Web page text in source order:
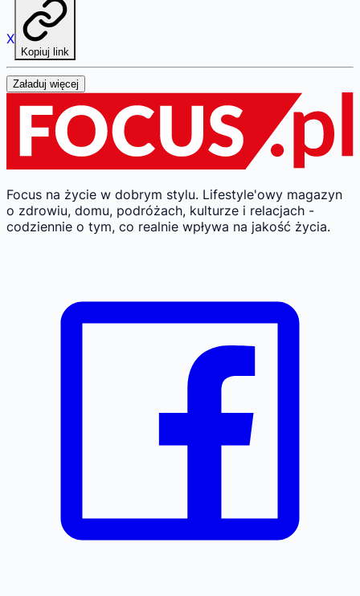
X
Kopiuj link
Załaduj więcej
Focus na życie w dobrym stylu. Lifestyle'owy magazyn
o zdrowiu, domu, podróżach, kulturze i relacjach -
codziennie o tym, co realnie wpływa na jakość życia.